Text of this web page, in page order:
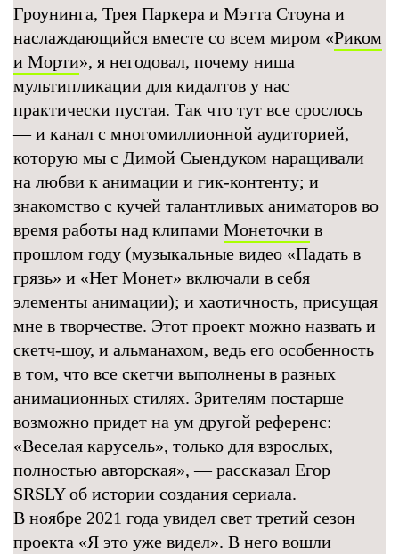
Гроунинга, Трея Паркера и Мэтта Стоуна и
наслаждающийся вместе со всем миром «Риком
и Морти», я негодовал, почему ниша
мультипликации для кидалтов у нас
практически пустая. Так что тут все срослось
— и канал с многомиллионной аудиторией,
которую мы с Димой Сыендуком наращивали
на любви к анимации и гик-контенту; и
знакомство с кучей талантливых аниматоров во
время работы над клипами Монеточки в
прошлом году (музыкальные видео «Падать в
грязь» и «Нет Монет» включали в себя
элементы анимации); и хаотичность, присущая
мне в творчестве. Этот проект можно назвать и
скетч-шоу, и альманахом, ведь его особенность
в том, что все скетчи выполнены в разных
анимационных стилях. Зрителям постарше
возможно придет на ум другой референс:
«Веселая карусель», только для взрослых,
полностью авторская», — рассказал Егор
SRSLY об истории создания сериала.
В ноябре 2021 года увидел свет третий сезон
проекта «Я это уже видел». В него вошли